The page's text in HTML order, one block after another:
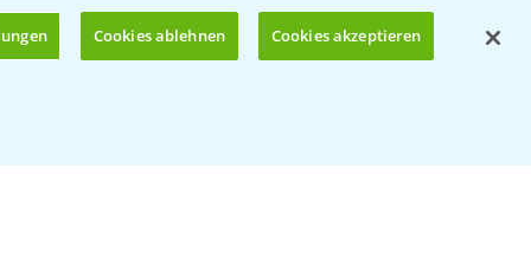
Cookies ablehnen Cookies akzeptieren